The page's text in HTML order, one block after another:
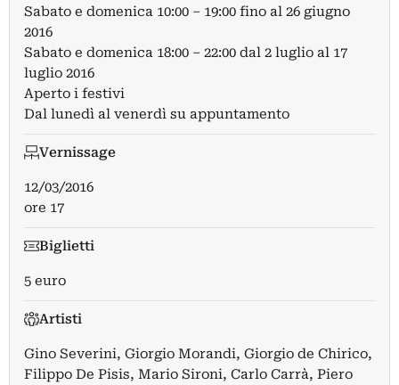
Sabato e domenica 10:00 – 19:00 fino al 26 giugno
2016
Sabato e domenica 18:00 – 22:00 dal 2 luglio al 17
luglio 2016
Aperto i festivi
Dal lunedì al venerdì su appuntamento
Vernissage
12/03/2016
ore 17
Biglietti
5 euro
Artisti
Gino Severini, Giorgio Morandi, Giorgio de Chirico,
Filippo De Pisis, Mario Sironi, Carlo Carrà, Piero